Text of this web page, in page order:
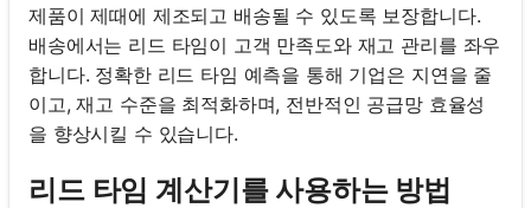
제품이 제때에 제조되고 배송될 수 있도록 보장합니다.
배송에서는 리드 타임이 고객 만족도와 재고 관리를 좌우
합니다. 정확한 리드 타임 예측을 통해 기업은 지연을 줄
이고, 재고 수준을 최적화하며, 전반적인 공급망 효율성
을 향상시킬 수 있습니다.
리드 타임 계산기를 사용하는 방법